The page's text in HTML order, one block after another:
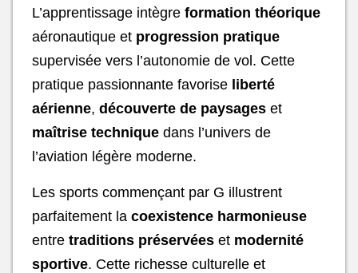
L’apprentissage intègre formation théorique
aéronautique et progression pratique
supervisée vers l’autonomie de vol. Cette
pratique passionnante favorise liberté
aérienne, découverte de paysages et
maîtrise technique dans l’univers de
l’aviation légère moderne.
Les sports commençant par G illustrent
parfaitement la coexistence harmonieuse
entre traditions préservées et modernité
sportive. Cette richesse culturelle et